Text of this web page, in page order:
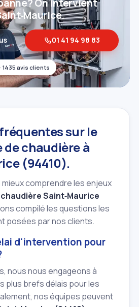
· 1435 avis clients
On intervient
01 41 94 98 83
sur le
de chaudière à
(94410).
mieux comprendre les enjeux
Saint‑Maurice
compilé les questions les
posées par nos clients.
d'intervention pour
nous nous engageons à
plus brefs délais pour les
nos équipes peuvent